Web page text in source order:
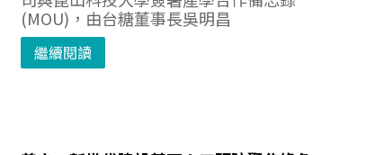
(MOU)，由台糖董事長吳明昌
繼續閱讀